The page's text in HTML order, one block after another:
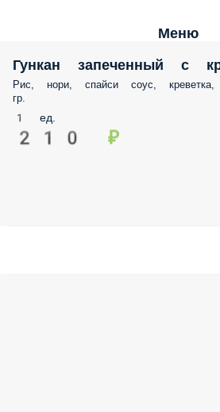
Меню
Гункан запеченный с
Рис, нори, спайси соус,
гр.
1 ед.
210 ₽